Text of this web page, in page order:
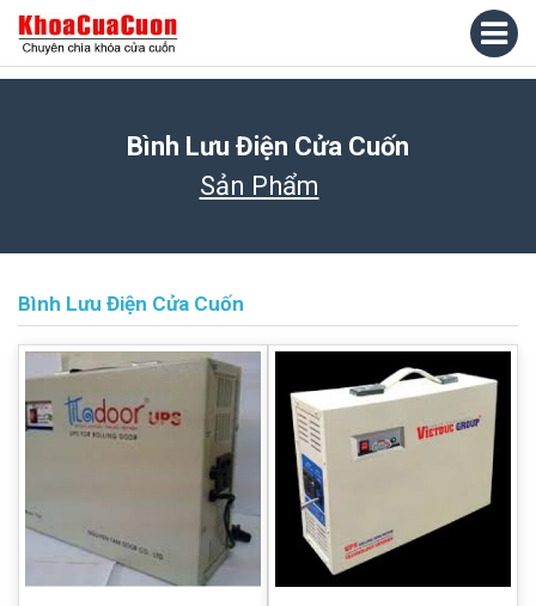
Bình Lưu Điện Cửa Cuốn
Sản Phẩm
Bình Lưu Điện Cửa Cuốn